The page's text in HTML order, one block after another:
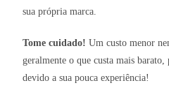
sua própria marca.
Tome cuidado! Um custo menor
geralmente o que custa mais
devido a sua pouca experiência!